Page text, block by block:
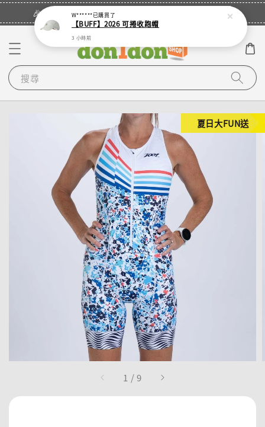
🎉登入會員・領取您的專屬折扣券！
搜尋
1 /9
夏日大FUN送
W******已購買了
【BUFF】2026 可捲收跑帽
3 小時前